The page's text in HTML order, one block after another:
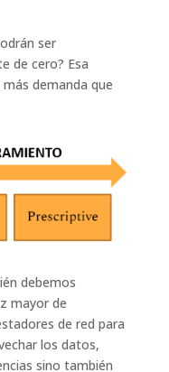
ser
de cero? Esa
demanda que
debemos
mayor de
de red para
los datos,
sino también